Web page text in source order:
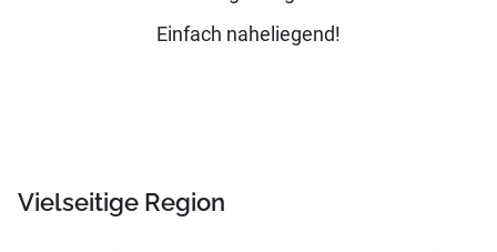
Einfach naheliegend!
Vielseitige Region